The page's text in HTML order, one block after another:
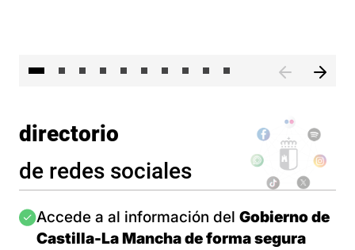
directorio
de redes sociales
Imagen
Accede a al información del Gobierno de
Castilla-La Mancha de forma segura